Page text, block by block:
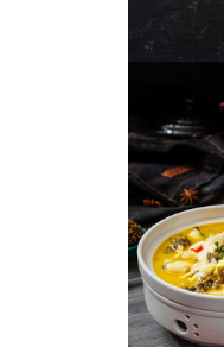
酸菜鱼